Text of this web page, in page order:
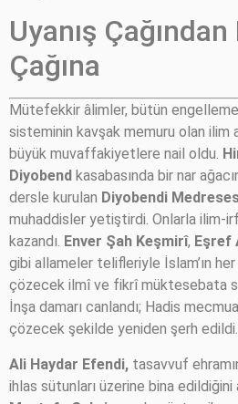
Uyanış
Çağına
Mütefekkir âlimler, bütün
sisteminin kavşak memuru olan ilim
büyük muvaffakiyetlere nail oldu.
Diyobend kasabasında bir nar
dersle kurulan Diyobendi
muhaddisler yetiştirdi. Onlarla ilim-
kazandı. Enver Şah Keşmirî, Eşref
gibi allameler telifleriyle İslam’ın her
çözecek ilmî ve fikrî müktesebata
İnşa damarı canlandı; Hadis
çözecek şekilde yeniden şerh edildi.
Ali Haydar Efendi, tasavvuf
ihlas sütunları üzerine bina edildiğini